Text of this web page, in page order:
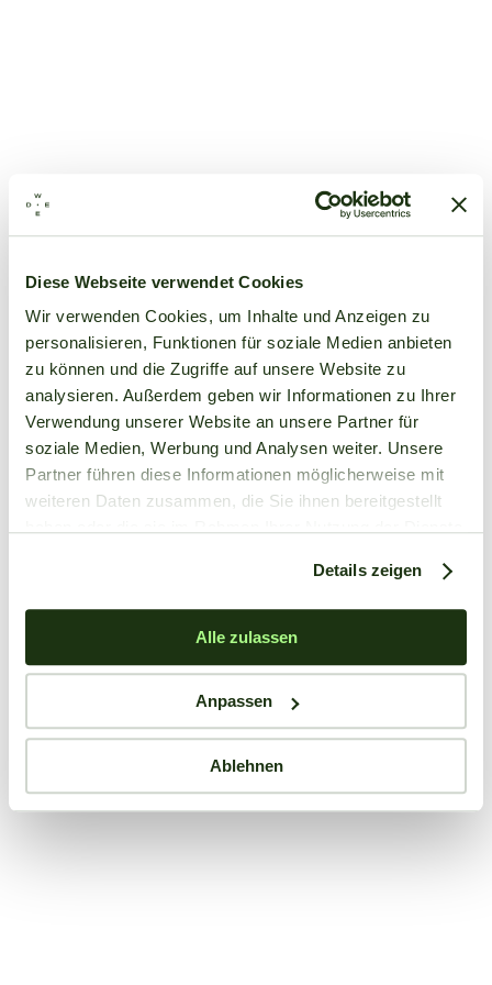
Diese Webseite verwendet Cookies
Wir verwenden Cookies, um Inhalte und Anzeigen zu
personalisieren, Funktionen für soziale Medien anbieten
zu können und die Zugriffe auf unsere Website zu
analysieren. Außerdem geben wir Informationen zu Ihrer
Verwendung unserer Website an unsere Partner für
soziale Medien, Werbung und Analysen weiter. Unsere
Partner führen diese Informationen möglicherweise mit
weiteren Daten zusammen, die Sie ihnen bereitgestellt
Details zeigen
Alle zulassen
Anpassen
Ablehnen